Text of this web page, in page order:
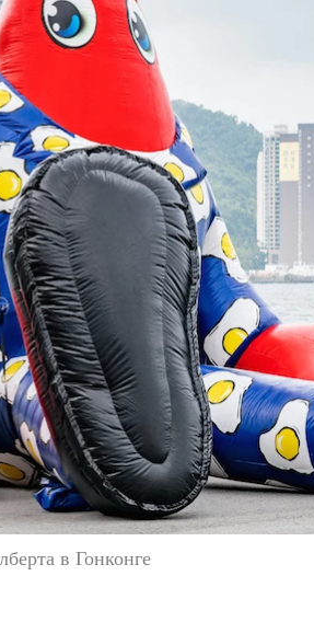
в Гонконге